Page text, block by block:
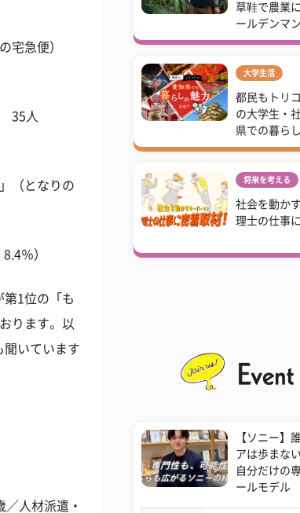
宅急便）
35人
（となりの
％）
第1位の「も
ります。以
聞いています
人材派遣・
草鞋で農業
ールデンマ
大学生活
都民もトリ
の大学生・
県での暮ら
将来を考える
社会を動か
理士の仕事
【ソニー】
アは歩まな
自分だけの
ールモデル